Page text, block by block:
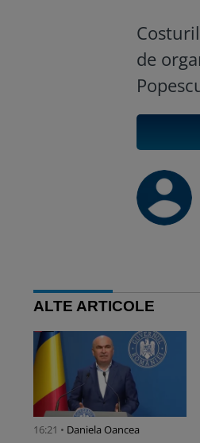
de
ALTE ARTICOLE
16:21 • Daniela Oancea